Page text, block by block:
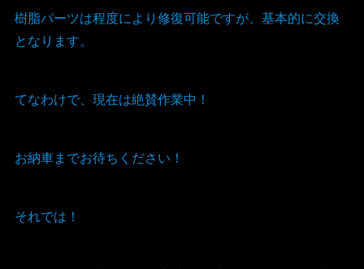
樹脂パーツは程度により修復可能ですが、基本的に交換
となります。
てなわけで、現在は絶賛作業中！
お納車までお待ちください！
それでは！